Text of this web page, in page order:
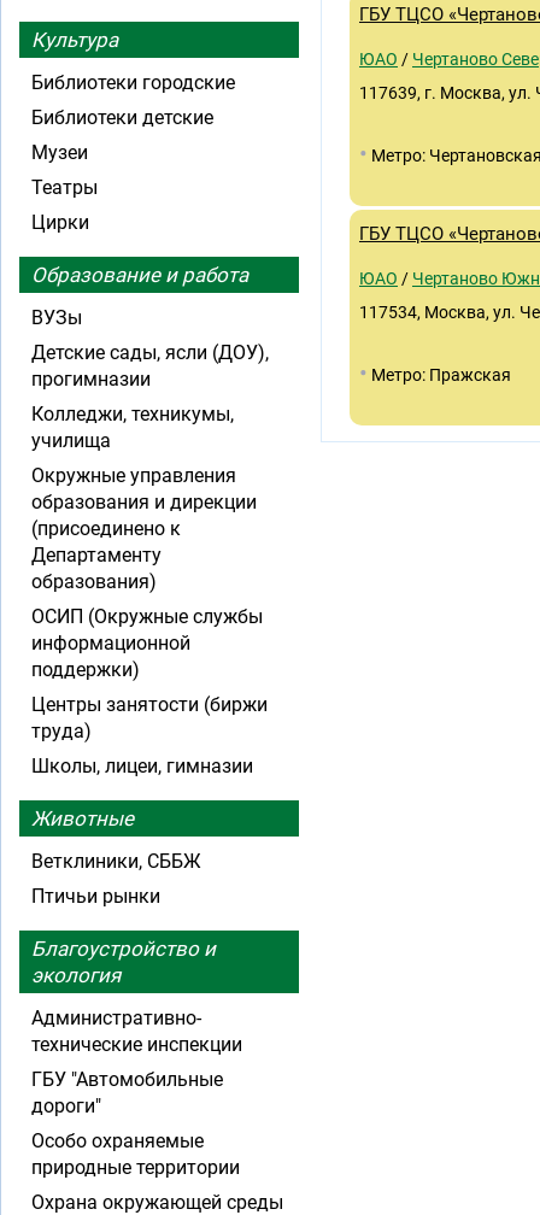
ГБУ ТЦСО
ЮАО / Чертаново
117639, г. Москва, ул.
• Метро:
ГБУ ТЦСО
ЮАО / Чертаново
117534, Москва, ул.
• Метро: Пражская
Культура
Библиотеки городские
Библиотеки детские
Музеи
Театры
Цирки
Образование и работа
ВУЗы
Детские сады, ясли (ДОУ),
прогимназии
Колледжи, техникумы,
училища
Окружные управления
образования и дирекции
(присоединено к
Департаменту
образования)
ОСИП (Окружные службы
информационной
поддержки)
Центры занятости (биржи
труда)
Школы, лицеи, гимназии
Животные
Ветклиники, СББЖ
Птичьи рынки
Благоустройство и
экология
Административно-
технические инспекции
ГБУ "Автомобильные
дороги"
Особо охраняемые
природные территории
Охрана окружающей среды